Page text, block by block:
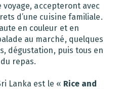
accepteront avec
d’une cuisine familiale.
en couleur et en
au marché, quelques
dégustation, puis tous en
repas.
Lanka est le « Rice and